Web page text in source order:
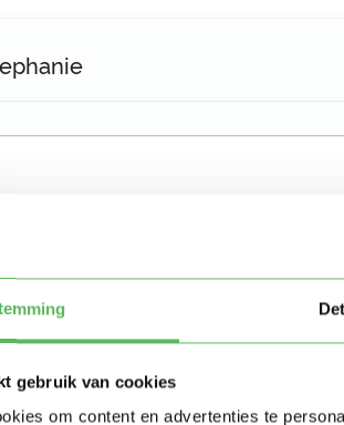
gebruik van cookies
om content en advertenties te